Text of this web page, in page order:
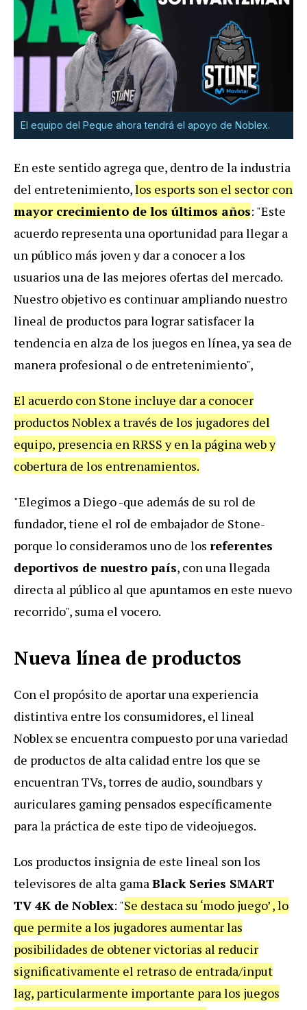
El equipo del Peque ahora tendrá el apoyo de Noblex.
En este sentido agrega que, dentro de la industria
del entretenimiento,los esports son el sector con
mayor crecimiento de los últimos años: "Este
acuerdo representa una oportunidad para llegar a
un público más joven y dar a conocer a los
usuarios una de las mejores ofertas del mercado.
Nuestro objetivo es continuar ampliando nuestro
lineal de productos para lograr satisfacer la
tendencia en alza de los juegos en línea, ya sea de
manera profesional o de entretenimiento",
El acuerdo con Stone incluye dar a conocer
productos Noblex a través de los jugadores del
equipo, presencia en RRSS y en la página web y
cobertura de los entrenamientos.
"Elegimos a Diego -que además de su rol de
fundador, tiene el rol de embajador de Stone-
porque lo consideramos uno de los referentes
deportivos de nuestro país, con una llegada
directa al público al que apuntamos en este nuevo
recorrido", suma el vocero.
Nueva línea de productos
Con el propósito de aportar una experiencia
distintiva entre los consumidores, el lineal
Noblex se encuentra compuesto por una variedad
de productos de alta calidad entre los que se
encuentran TVs, torres de audio, soundbars y
auriculares gaming pensados específicamente
para la práctica de este tipo de videojuegos.
Los productos insignia de este lineal son los
televisores de alta gamaBlack Series SMART
TV 4K de Noblex: "Se destaca su ‘modo juego’ , lo
que permite a los jugadores aumentar las
posibilidades de obtener victorias al reducir
significativamente el retraso de entrada/input
lag, particularmente importante para los juegos